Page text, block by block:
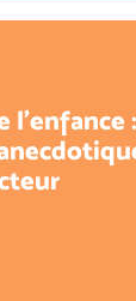
l’enfance